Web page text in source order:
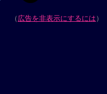
（広告を非表示にするには）